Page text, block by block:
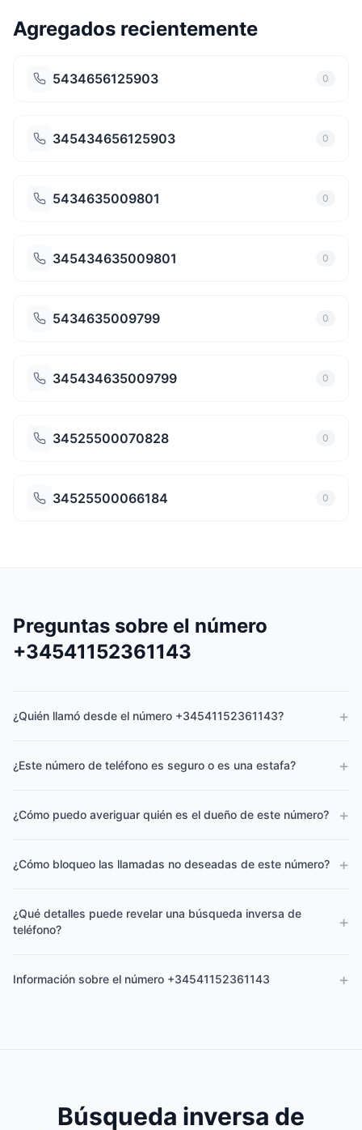
Agregados recientemente
5434656125903 0
345434656125903 0
5434635009801 0
345434635009801 0
5434635009799 0
345434635009799 0
34525500070828 0
34525500066184 0
Preguntas sobre el número
+34541152361143
¿Quién llamó desde el número +34541152361143? +
¿Este número de teléfono es seguro o es una estafa? +
¿Cómo puedo averiguar quién es el dueño de este número? +
¿Cómo bloqueo las llamadas no deseadas de este número? +
¿Qué detalles puede revelar una búsqueda inversa de
teléfono?
+
Información sobre el número +34541152361143 +
Búsqueda inversa de